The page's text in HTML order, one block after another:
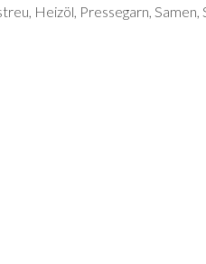
Heizöl, Pressegarn,